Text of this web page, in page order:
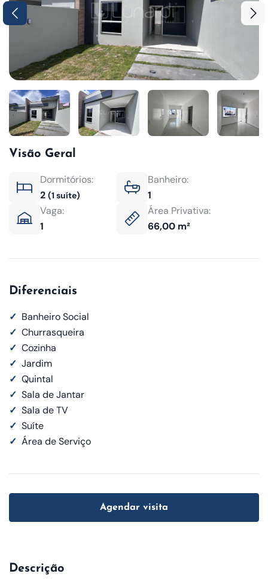
Visão Geral
Dormitórios:
2 (1 suíte)
Banheiro:
1
Vaga:
1
Área Privativa:
66,00 m²
Diferenciais
✓ Banheiro Social
✓ Churrasqueira
✓ Cozinha
✓ Jardim
✓ Quintal
✓ Sala de Jantar
✓ Sala de TV
✓ Suíte
✓ Área de Serviço
Agendar visita
Descrição